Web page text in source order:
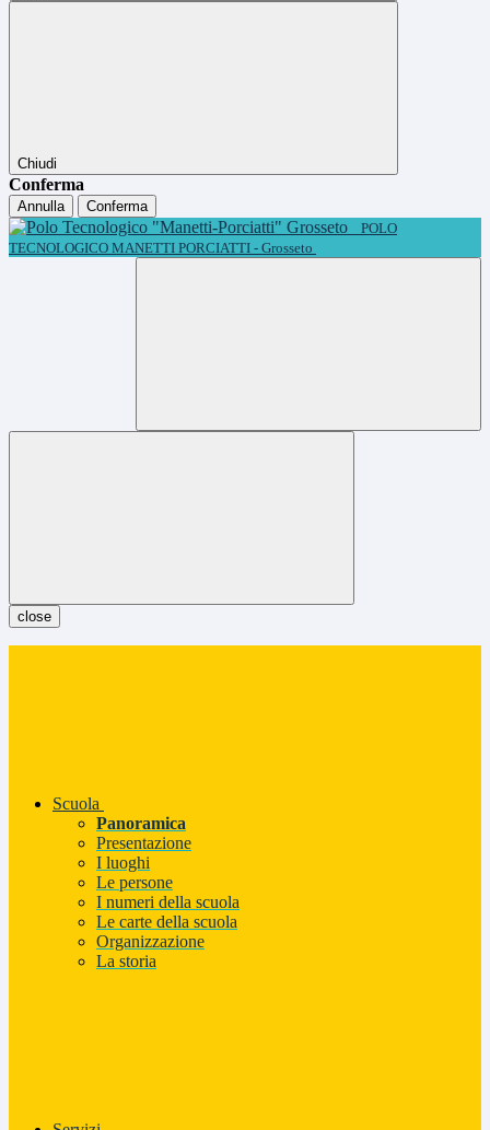
Chiudi
Conferma
Annulla
Conferma
POLO
TECNOLOGICO MANETTI PORCIATTI - Grosseto
close
Scuola
Panoramica
Presentazione
I luoghi
Le persone
I numeri della scuola
Le carte della scuola
Organizzazione
La storia